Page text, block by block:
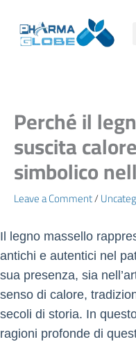
content
Perché il
suscita
simbolico
Leave a Comment/
Il legno massello
antichi e autentici nel
sua presenza, sia
senso di calore,
secoli di storia. In
ragioni profonde di